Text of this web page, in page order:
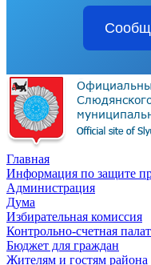
Главная
Информация по защите
Администрация
Дума
Избирательная комиссия
Контрольно-счетная
Бюджет для граждан
Жителям и гостям района